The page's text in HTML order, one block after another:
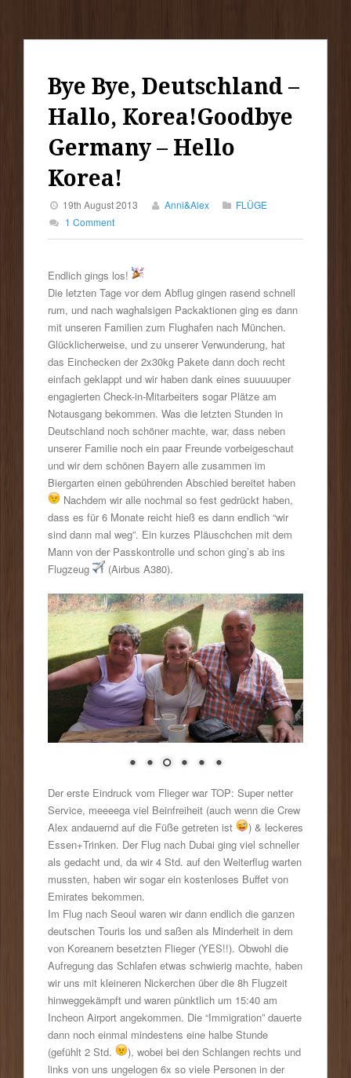
Bye Bye, Deutschland –
Hallo, Korea!Goodbye
Germany – Hello
Korea!
19th August 2013 Anni&Alex
FLÜGE
1 Comment
Endlich gings los!
Die letzten Tage vor dem Abflug gingen rasend schnell
rum, und nach waghalsigen Packaktionen ging es dann
mit unseren Familien zum Flughafen nach München.
Glücklicherweise, und zu unserer Verwunderung, hat
das Einchecken der 2x30kg Pakete dann doch recht
einfach geklappt und wir haben dank eines suuuuuper
engagierten Check-in-Mitarbeiters sogar Plätze am
Notausgang bekommen. Was die letzten Stunden in
Deutschland noch schöner machte, war, dass neben
unserer Familie noch ein paar Freunde vorbeigeschaut
und wir dem schönen Bayern alle zusammen im
Biergarten einen gebührenden Abschied bereitet haben
Nachdem wir alle nochmal so fest gedrückt haben,
dass es für 6 Monate reicht hieß es dann endlich “wir
sind dann mal weg”. Ein kurzes Pläuschchen mit dem
Mann von der Passkontrolle und schon ging’s ab ins
Flugzeug
(Airbus A380).
Der erste Eindruck vom Flieger war TOP: Super netter
Service, meeeega viel Beinfreiheit (auch wenn die Crew
Alex andauernd auf die Füße getreten ist
) & leckeres
Essen+Trinken. Der Flug nach Dubai ging viel schneller
als gedacht und, da wir 4 Std. auf den Weiterflug warten
mussten, haben wir sogar ein kostenloses Buffet von
Emirates bekommen.
Im Flug nach Seoul waren wir dann endlich die ganzen
deutschen Touris los und saßen als Minderheit in dem
von Koreanern besetzten Flieger (YES!!). Obwohl die
Aufregung das Schlafen etwas schwierig machte, haben
wir uns mit kleineren Nickerchen über die 8h Flugzeit
hinweggekämpft und waren pünktlich um 15:40 am
Incheon Airport angekommen. Die “Immigration” dauerte
dann noch einmal mindestens eine halbe Stunde
(gefühlt 2 Std.
), wobei bei den Schlangen rechts und
links von uns ungelogen 6x so viele Personen in der